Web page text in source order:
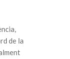
de la